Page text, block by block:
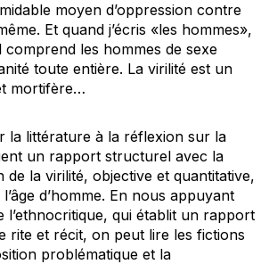
moyen d’oppression contre
. Et quand j’écris «les hommes»,
les hommes de sexe
toute entière. La virilité est un
mortifère…
la littérature à la réflexion sur la
un rapport structurel avec la
de la virilité, objective et quantitative,
d’homme. En nous appuyant
l’ethnocritique, qui établit un rapport
rite et récit, on peut lire les fictions
problématique et la